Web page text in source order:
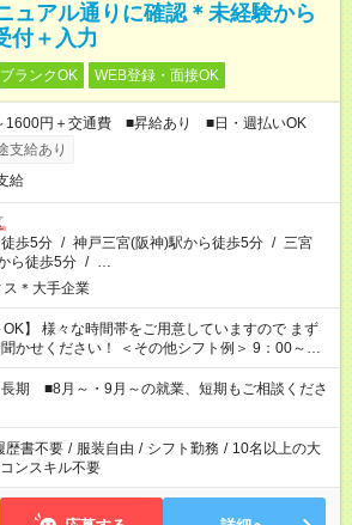
ュアル通りに確認＊未経験から
付＋入力
ブランクOK WEB登録・面接OK
1600円＋交通費 ■昇給あり ■日・週払いOK
支給あり
給
歩5分 / 神戸三宮(阪神)駅から徒歩5分 / 三宮
ら徒歩5分 / …
＊大手企業
OK】 様々な時間帯をご用意していますので まず
！ ＜その他シフト例＞ 9：00～
～20：00 などなど！その他のお時間もOKです！
期 ■8月～・9月～の就業、短期もご相談くださ
歴書不要 / 服装自由 / シフト勤務 / 10名以上の大
ンスキル不要